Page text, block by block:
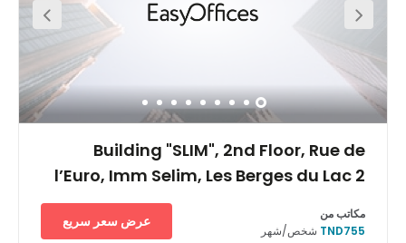
Building "SLIM", 2nd Floor, Rue de
l’Euro, Imm Selim, Les Berges du Lac 2
مكاتب من
TND755شخص/شهر
عرض سعر سريع